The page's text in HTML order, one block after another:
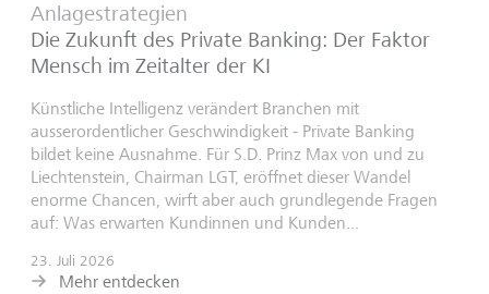
Anlagestrategien
Die Zukunft des Private Banking: Der Faktor
Mensch im Zeitalter der KI
Künstliche Intelligenz verändert Branchen mit
ausserordentlicher Geschwindigkeit - Private Banking
bildet keine Ausnahme. Für S.D. Prinz Max von und zu
Liechtenstein, Chairman LGT, eröffnet dieser Wandel
enorme Chancen, wirft aber auch grundlegende Fragen
auf: Was erwarten Kundinnen und Kunden...
23. Juli 2026
Mehr entdecken